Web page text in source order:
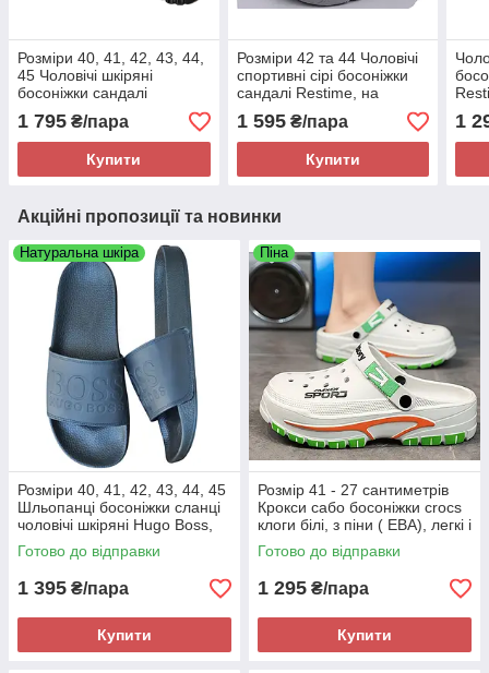
Розміри 40, 41, 42, 43, 44,
45 Чоловічі шкіряні
босоніжки сандалі
липучках, на підошві з піни
1 795 ₴/пара
Купити
Розміри 42 та 44 Чоловічі
спортивні сірі босоніжки
сандалі Restime, на
липучках, на підошві з піни
1 595₴/пара
Купити
1
Акційні пропозиції та новинки
Натуральна шкіра
Розміри 40, 41, 42, 43, 44, 45
Шльопанці босоніжки сланці
чоловічі шкіряні Hugo Boss,
чорні, на підошві з піни
Готово до відправки
1 395 ₴/пара
Купити
Піна
Розмір 41 - 27 сантиметрів
Крокси сабо босоніжки crocs
клоги білі, з піни ( ЕВА), легкі і
зручні
Готово до відправки
1 295 ₴/пара
Купити